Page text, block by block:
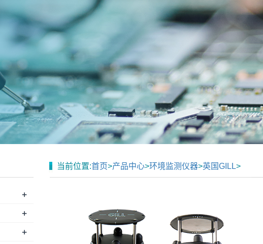
当前位置:首页>产品中心>环境监测仪器>英国GILL>
+
+
+